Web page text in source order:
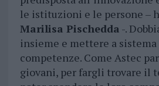
le istituzioni e le persone –
Marilisa Pischedda -.
insieme e mettere a
competenze. Come Astec
giovani, per fargli trovare il